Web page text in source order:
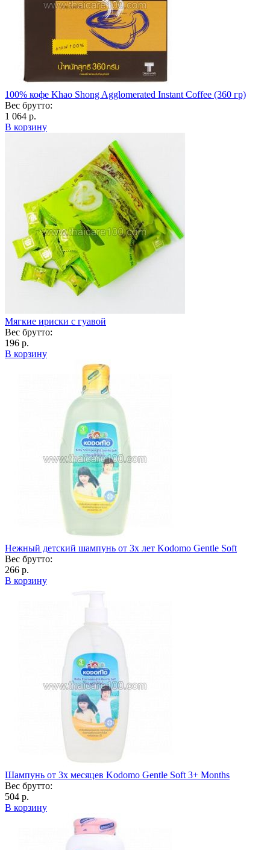
100% кофе Khao Shong Agglomerated Instant Coffee (360 гр)
Вес брутто:
1 064 р.
В корзину
Мягкие ириски с гуавой
Вес брутто:
196 р.
В корзину
Нежный детский шампунь от 3х лет Kodomo Gentle Soft
Вес брутто:
266 р.
В корзину
Шампунь от 3х месяцев Kodomo Gentle Soft 3+ Months
Вес брутто:
504 р.
В корзину